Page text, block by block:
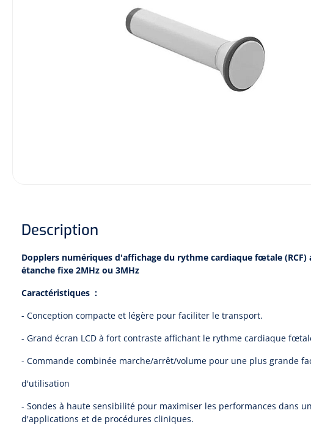
Hygiène & Désinfection
Soins d'incontinence
Description
Dopplers numériques d'affichage du rythme cardiaque fœtale (RCF)
étanche fixe 2MHz ou 3MHz
Caractéristiques :
- Conception compacte et légère pour faciliter le transport.
- Grand écran LCD à fort contraste affichant le rythme cardiaque
- Commande combinée marche/arrêt/volume pour une plus grande
d'utilisation
- Sondes à haute sensibilité pour maximiser les performances dans
d'applications et de procédures cliniques.